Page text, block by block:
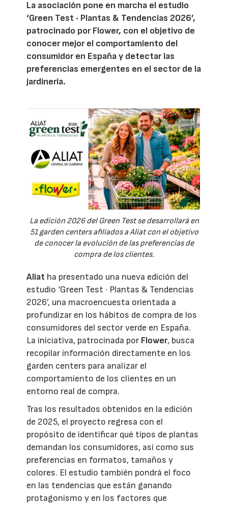
La asociación pone en marcha el estudio
‘Green Test · Plantas & Tendencias 2026’,
patrocinado por Flower, con el objetivo de
conocer mejor el comportamiento del
consumidor en España y detectar las
preferencias emergentes en el sector de la
jardinería.
La edición 2026 del Green Test se desarrollará en
51 garden centers afiliados a Aliat con el objetivo
de conocer la evolución de las preferencias de
compra de los clientes.
Aliat ha presentado una nueva edición del
estudio ‘Green Test · Plantas & Tendencias
2026’, una macroencuesta orientada a
profundizar en los hábitos de compra de los
consumidores del sector verde en España.
La iniciativa, patrocinada por Flower, busca
recopilar información directamente en los
garden centers para analizar el
comportamiento de los clientes en un
entorno real de compra.
Tras los resultados obtenidos en la edición
de 2025, el proyecto regresa con el
propósito de identificar qué tipos de plantas
demandan los consumidores, así como sus
preferencias en formatos, tamaños y
colores. El estudio también pondrá el foco
en las tendencias que están ganando
protagonismo y en los factores que